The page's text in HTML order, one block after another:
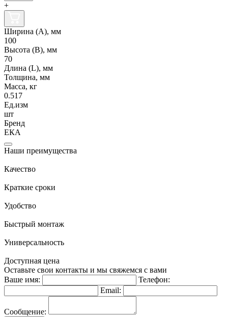
+
Ширина (А), мм
100
Высота (В), мм
70
Длина (L), мм
Толщина, мм
Масса, кг
0.517
Ед.изм
шт
Бренд
ЕКА
Наши преимущества
Качество
Краткие сроки
Удобство
Быстрый монтаж
Универсальность
Доступная цена
Оставьте свои контакты и мы свяжемся с вами
Ваше имя:
Телефон:
Email:
Сообщение: